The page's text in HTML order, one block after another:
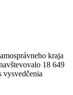
kraja
18 649
vysvedčenia